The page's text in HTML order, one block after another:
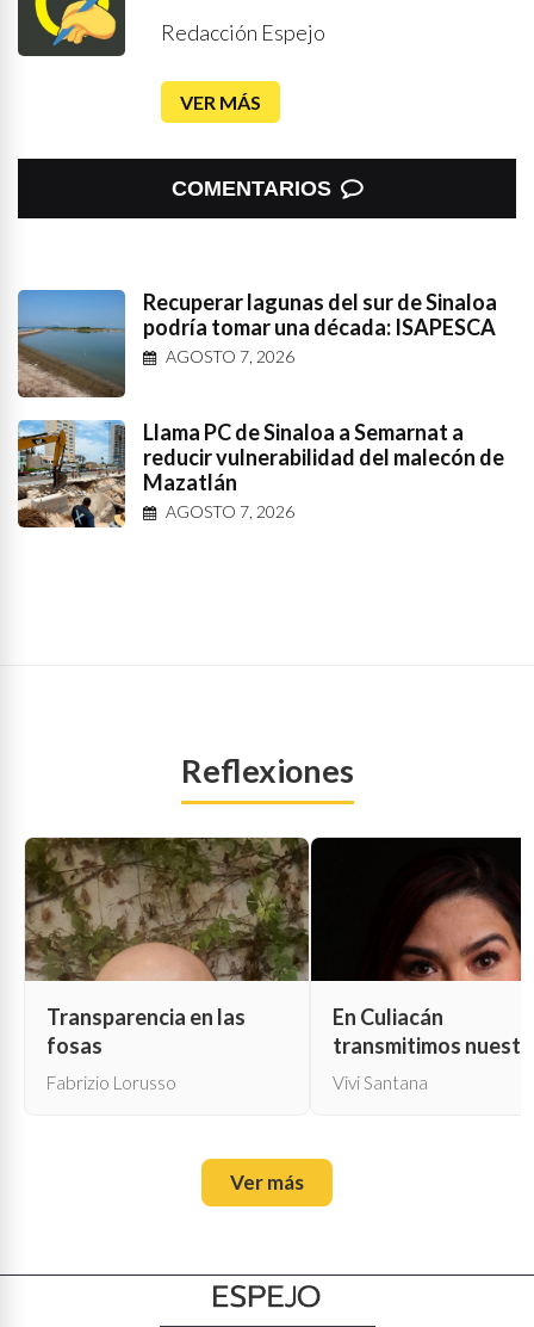
Redacción Espejo
VER MÁS
COMENTARIOS
Recuperar lagunas del sur de Sinaloa
podría tomar una década: ISAPESCA
AGOSTO 7, 2026
Llama PC de Sinaloa a Semarnat a
reducir vulnerabilidad del malecón de
Mazatlán
AGOSTO 7, 2026
Reflexiones
Transparencia en las
fosas
Fabrizio Lorusso
En Culiacán
transmitimos
propia muerte
Vivi Santana
Ver más